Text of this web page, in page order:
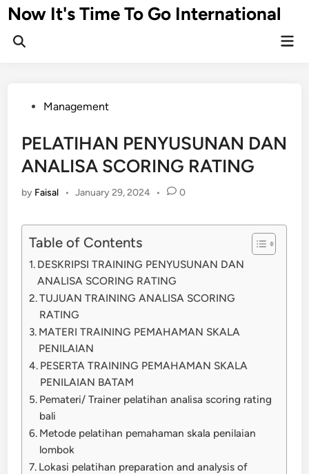
Skip
to
content
Now It's Time To Go International
PostedManagement
PELATIHAN PENYUSUNAN DAN
ANALISA SCORING RATING
by Faisal • January 29, 2024 • 0
Table of Contents
DESKRIPSI TRAINING PENYUSUNAN DAN
ANALISA SCORING RATING
TUJUAN TRAINING ANALISA SCORING
RATING
MATERI TRAINING PEMAHAMAN SKALA
PENILAIAN
PESERTA TRAINING PEMAHAMAN SKALA
PENILAIAN BATAM
Pemateri/ Trainer pelatihan analisa scoring rating
bali
Metode pelatihan pemahaman skala penilaian
lombok
Lokasi pelatihan preparation and analysis of